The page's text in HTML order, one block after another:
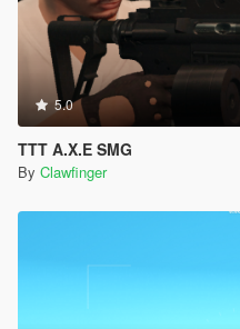
5.0
TTT A.X.E SMG
By Clawfinger